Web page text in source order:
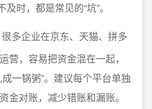
时，都是常见的“坑”。
很多企业在京东、天猫、拼多
营，容易把资金混在一起，
一锅粥”。建议每个平台单独
金对账，减少错账和漏账。